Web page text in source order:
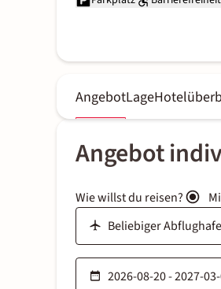
AngebotLage
Angebot
Wie willst du reisen?